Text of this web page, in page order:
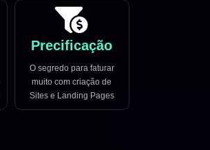
Precificação
O segredo para faturar
muito com criação de
Sites e Landing Pages